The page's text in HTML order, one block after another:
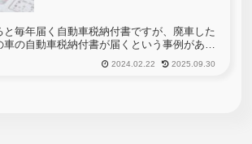
と毎年届く自動車税納付書ですが、廃車した
車の自動車税納付書が届くという事例がある
にしたはずの車に対して税金を支払うなん
れませんが、どのようなことが原因で廃車し
2024.02.22 2025.09.30